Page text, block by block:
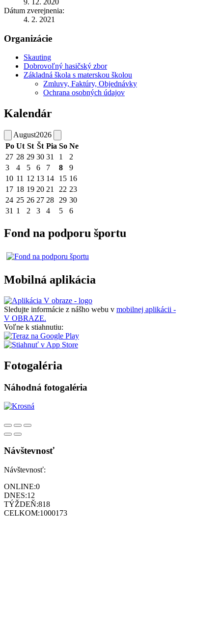
Dátum zverejnenia:
4. 2. 2021
Organizácie
Skauting
Dobrovoľný hasičský zbor
Základná škola s materskou školou
Zmluvy, Faktúry, Objednávky
Ochrana osobných údajov
Kalendár
August2026
Po Ut St Št Pia So Ne
27 28 29 30 31 1
2
3
4 5 6 7 8
9
10 11 12 13 14 15 16
17 18 19 20 21 22 23
24 25 26 27 28 29 30
31 1 2 3 4 5 6
Fond na podporu športu
Mobilná aplikácia
Sledujte informácie z nášho webu v mobilnej aplikácii -
V OBRAZE.
Voľne k stiahnutiu:
Fotogaléria
Náhodná fotogaléria
Návštevnosť
Návštevnosť:
ONLINE:0
DNES:12
TÝŽDEŇ:818
CELKOM:1000173